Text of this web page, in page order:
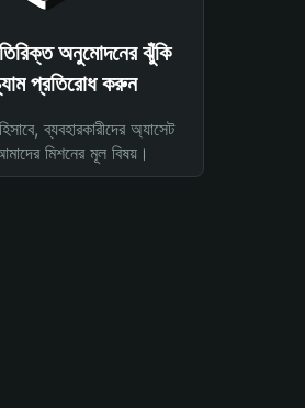
অনুমোদনের ঝুঁকি
প্রতিরোধ করুন
ব্যবহারকারীদের অ্যাসেট
মিশনের মূল বিষয়।